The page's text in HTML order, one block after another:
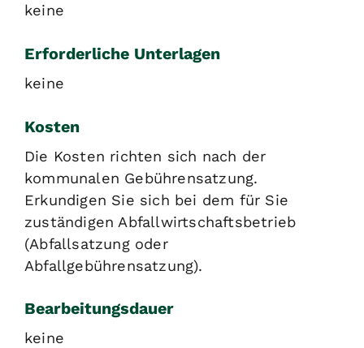
keine
Erforderliche Unterlagen
keine
Kosten
Die Kosten richten sich nach der
kommunalen Gebührensatzung.
Erkundigen Sie sich bei dem für Sie
zuständigen Abfallwirtschaftsbetrieb
(Abfallsatzung oder
Abfallgebührensatzung).
Bearbeitungsdauer
keine